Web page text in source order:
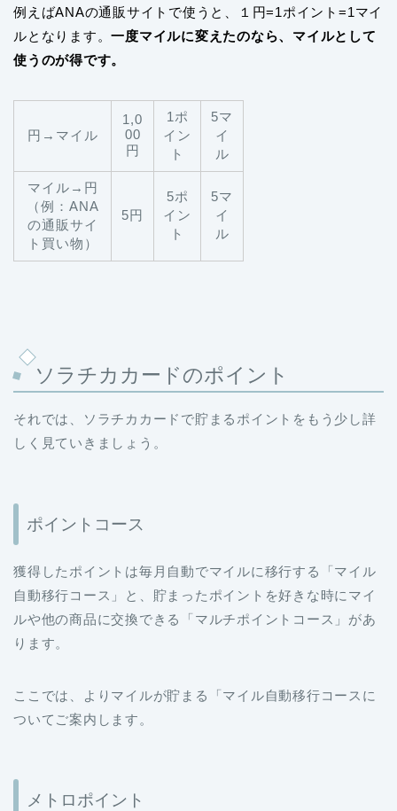
例えばANAの通販サイトで使うと、１円=1ポイント=1マイ
ルとなります。一度マイルに変えたのなら、マイルとして
使うのが得です。
円→マイル
1,0
00
円
1ポ
イン
ト
5マ
イ
ル
マイル→円
（例：ANA
の通販サイ
ト買い物）
5円
5ポ
イン
ト
5マ
イ
ル
ソラチカカードのポイント
それでは、ソラチカカードで貯まるポイントをもう少し詳
しく見ていきましょう。
ポイントコース
獲得したポイントは毎月自動でマイルに移行する「マイル
自動移行コース」と、貯まったポイントを好きな時にマイ
ルや他の商品に交換できる「マルチポイントコース」があ
ります。
ここでは、よりマイルが貯まる「マイル自動移行コースに
ついてご案内します。
メトロポイント